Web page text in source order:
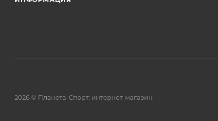
2026 © Планета-Спорт: интернет-магазин